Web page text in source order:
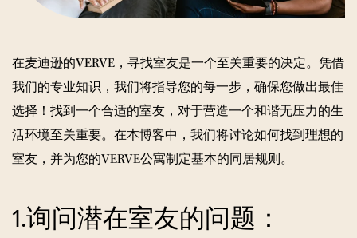
在麦迪逊的VERVE ，寻找室友是一个至关重要的决定。凭借
我们的专业知识，我们将指导您的每一步，确保您做出最佳
选择！找到一个合适的室友，对于营造一个和谐无压力的生
活环境至关重要。在本博客中，我们将讨论如何找到理想的
室友，并为您的VERVE公寓制定基本的同居规则。
1.询问潜在室友的问题：